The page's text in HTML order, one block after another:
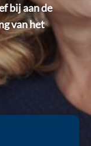
bijaande
van het